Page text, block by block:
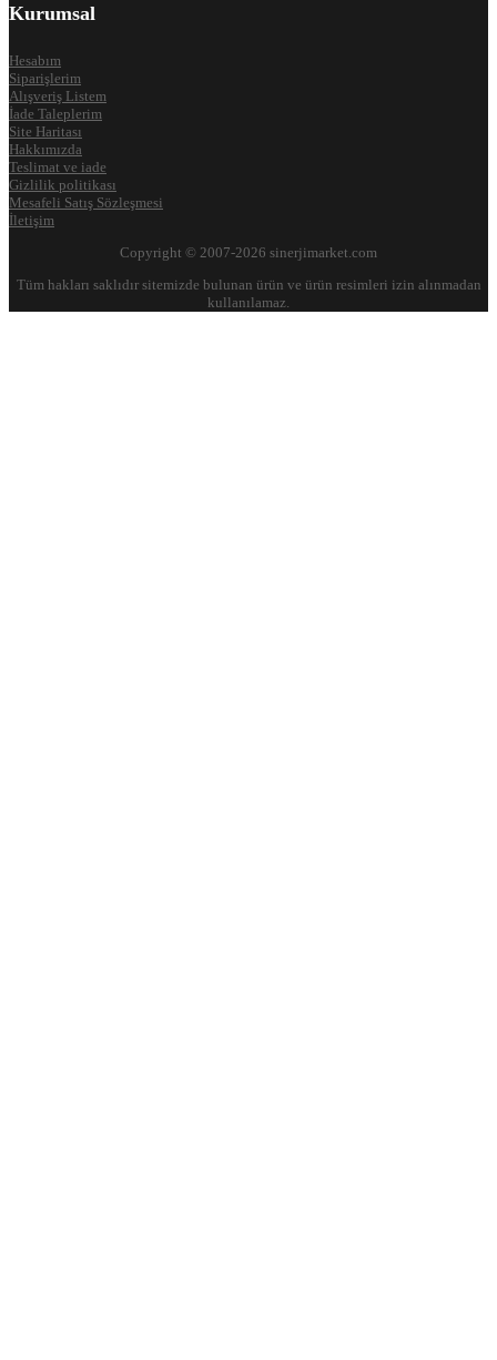
Kurumsal
Hesabım
Siparişlerim
Alışveriş Listem
İade Taleplerim
Site Haritası
Hakkımızda
Teslimat ve iade
Gizlilik politikası
Mesafeli Satış Sözleşmesi
İletişim
Copyright © 2007-2026 sinerjimarket.com
Tüm hakları saklıdır sitemizde bulunan ürün ve ürün resimleri izin alınmadan
kullanılamaz.